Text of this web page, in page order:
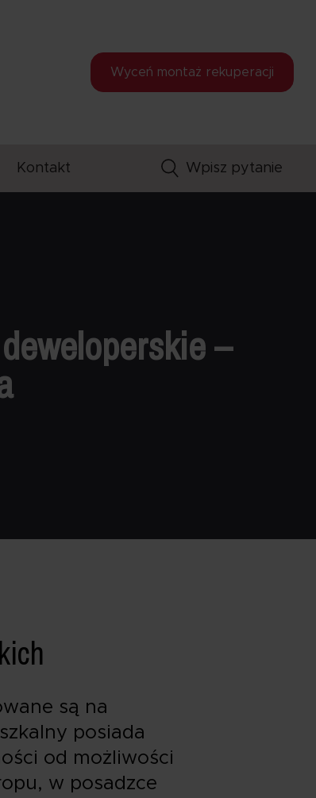
Wyceń montaż rekuperacji
Kontakt
–
są na
posiada
od możliwości
w posadzce